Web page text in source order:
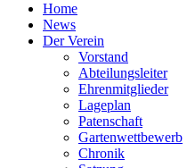
Home
News
Der Verein
Vorstand
Abteilungsleiter
Ehrenmitglieder
Lageplan
Patenschaft
Gartenwettbewerb
Chronik